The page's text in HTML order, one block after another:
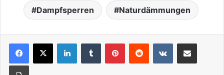
Dampfsperren Naturdämmungen